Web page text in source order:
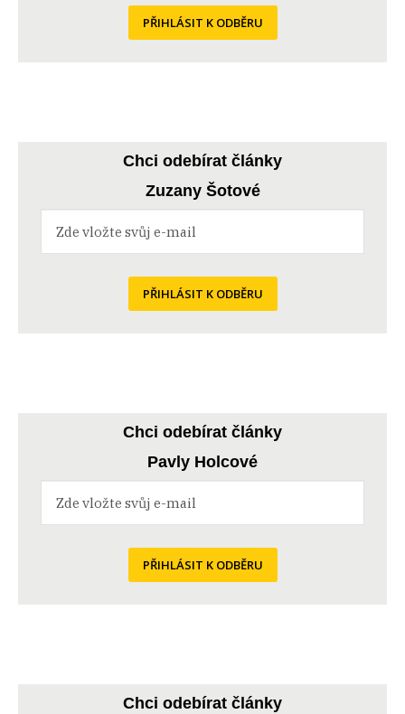
PŘIHLÁSIT K ODBĚRU
Chci odebírat články
Zuzany Šotové
PŘIHLÁSIT K ODBĚRU
Chci odebírat články
Pavly Holcové
PŘIHLÁSIT K ODBĚRU
Chci odebírat články